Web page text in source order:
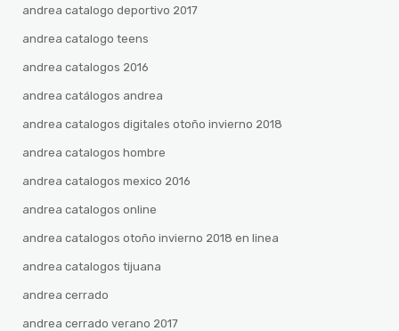
andrea catalogo deportivo 2017
andrea catalogo teens
andrea catalogos 2016
andrea catálogos andrea
andrea catalogos digitales otoño invierno 2018
andrea catalogos hombre
andrea catalogos mexico 2016
andrea catalogos online
andrea catalogos otoño invierno 2018 en linea
andrea catalogos tijuana
andrea cerrado
andrea cerrado verano 2017